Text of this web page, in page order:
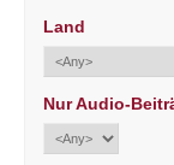
Land
Nur Audio-